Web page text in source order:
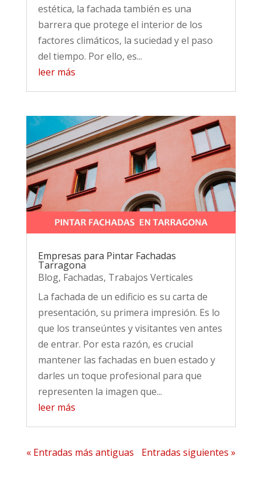
estética, la fachada también es una
barrera que protege el interior de los
factores climáticos, la suciedad y el paso
del tiempo. Por ello, es...
leer más
Empresas para Pintar Fachadas
Tarragona
Blog, Fachadas, Trabajos Verticales
La fachada de un edificio es su carta de
presentación, su primera impresión. Es lo
que los transeúntes y visitantes ven antes
de entrar. Por esta razón, es crucial
mantener las fachadas en buen estado y
darles un toque profesional para que
representen la imagen que...
leer más
« Entradas más antiguas Entradas siguientes »